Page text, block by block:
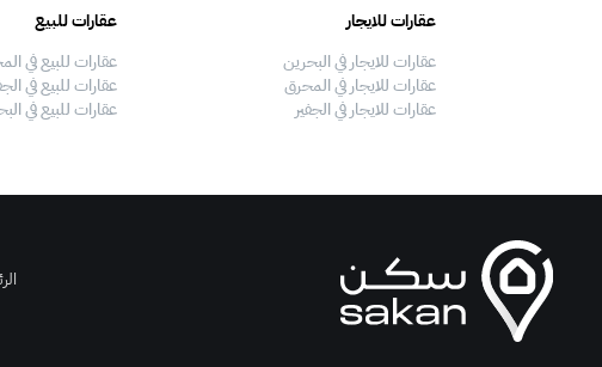
عقارات للايجار
عقارات للايجار في البحرين
عقارات للايجار في المحرق
عقارات للايجار في الجفير
عقارات للبيع
عقارات للبيع في
عقارات للبيع في
عقارات للبيع في